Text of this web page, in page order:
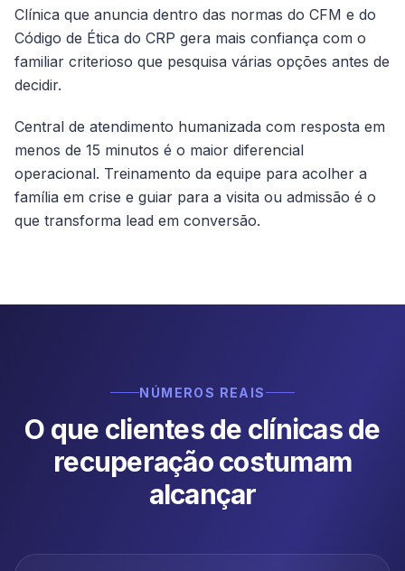
Clínica que anuncia dentro das normas do CFM e do
Código de Ética do CRP gera mais confiança com o
familiar criterioso que pesquisa várias opções antes de
decidir.
Central de atendimento humanizada com resposta em
menos de 15 minutos é o maior diferencial
operacional. Treinamento da equipe para acolher a
família em crise e guiar para a visita ou admissão é o
que transforma lead em conversão.
NÚMEROS REAIS
O que clientes de clínicas de
recuperaçãocostumam
alcançar